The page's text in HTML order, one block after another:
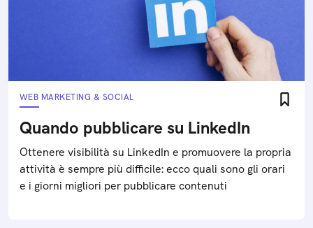
WEB MARKETING & SOCIAL
Quando pubblicare su LinkedIn
Ottenere visibilità su LinkedIn e promuovere la propria
attività è sempre più difficile: ecco quali sono gli orari
e i giorni migliori per pubblicare contenuti